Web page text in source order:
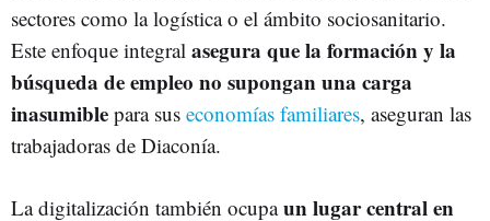
sectores como la logística o el ámbito sociosanitario.
Este enfoque integral asegura que la formación y la
búsqueda de empleo no supongan una carga
inasumible para sus economías familiares, aseguran las
trabajadoras de Diaconía.
La digitalización también ocupaun lugar central en